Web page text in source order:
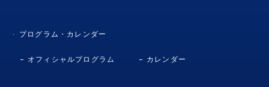
プログラム・カレンダー
オフィシャルプログラム カレンダー